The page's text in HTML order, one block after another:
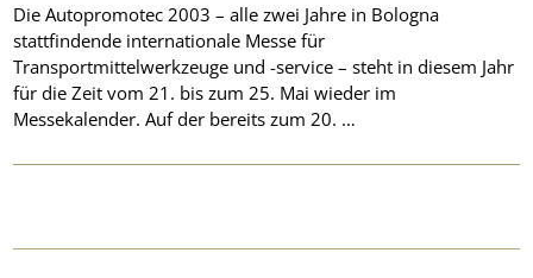
Die Autopromotec 2003 – alle zwei Jahre in Bologna
stattfindende internationale Messe für
Transportmittelwerkzeuge und -service – steht in diesem Jahr
für die Zeit vom 21. bis zum 25. Mai wieder im
Messekalender. Auf der bereits zum 20. …